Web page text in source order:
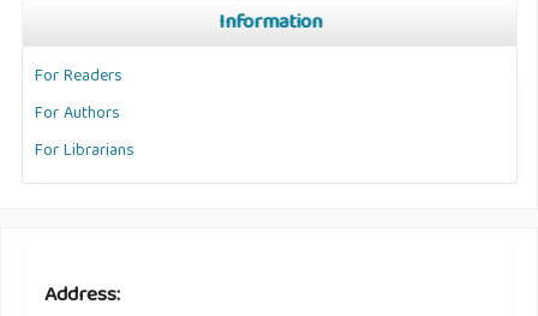
Information
For Readers
For Authors
For Librarians
Address: